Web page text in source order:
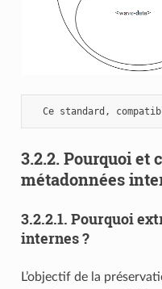
3.2.2. Pourquoi et
métadonnées
3.2.2.1. Pourquoi
internes ?
L’objectif de la